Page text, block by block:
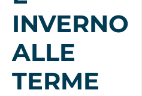
INVERNO
ALLE
TERME